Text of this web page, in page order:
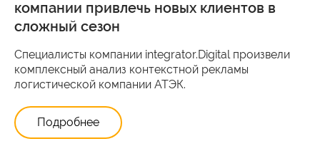
компании привлечь новых клиентов в
сложный сезон
Специалисты компании integrator.Digital произвели
комплексный анализ контекстной рекламы
логистической компании АТЭК.
Подробнее